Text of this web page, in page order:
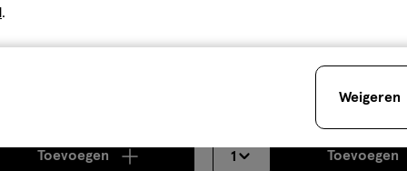
200 ML
Toevoegenverhoog aantal met één, Bijna uitverkocht!Er
crème
50 ML crème
Eucerin Sun Sensitive Protect
1 Toevoegen
.
Weigeren